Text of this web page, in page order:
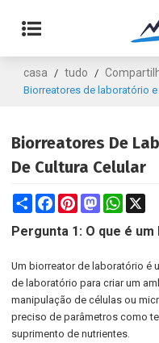
casa / tudo /
Biorreatores de laboratório
Biorreatores De
De Cultura Celular
Share FacebookPinterestMastodon
Pergunta 1: O que é
Um biorreator de laboratório é
de laboratório para criar um
manipulação de células ou
preciso de parâmetros como
suprimento de nutrientes.